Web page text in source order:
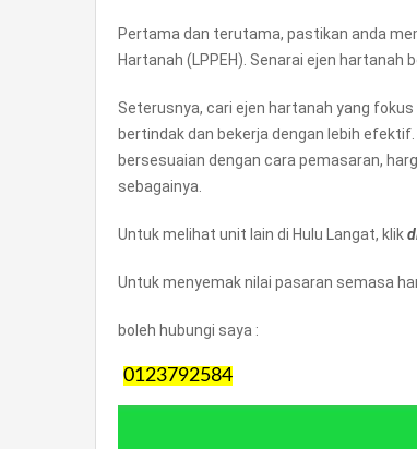
Pertama dan terutama, pastikan anda
Hartanah (LPPEH). Senarai ejen
Seterusnya, cari ejen hartanah yang
bertindak dan bekerja dengan lebih
bersesuaian dengan cara pemasaran,
sebagainya.
Untuk melihat unit lain di Hulu Langat, klik
Untuk menyemak nilai pasaran semasa
boleh hubungi saya :
0123792584